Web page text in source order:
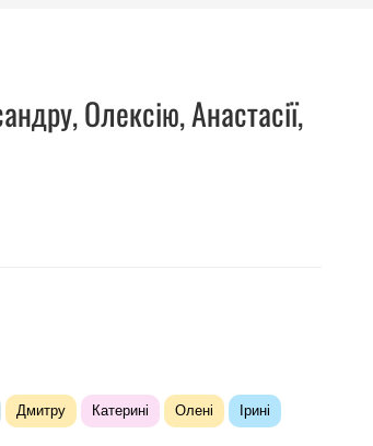
Олексію, Анастасії,
Дмитру Катерині Олені Ірині